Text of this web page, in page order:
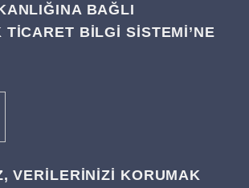
BAĞLI
TİCARET BİLGİ SİSTEMİ’NE
VERILERINIZI KORUMAK